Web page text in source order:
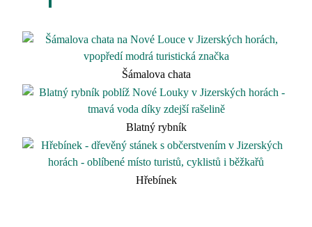
Šámalova chata
Blatný rybník
Hřebínek